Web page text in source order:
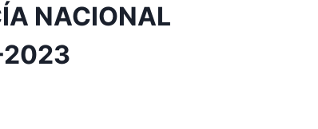
NACIONAL
2023